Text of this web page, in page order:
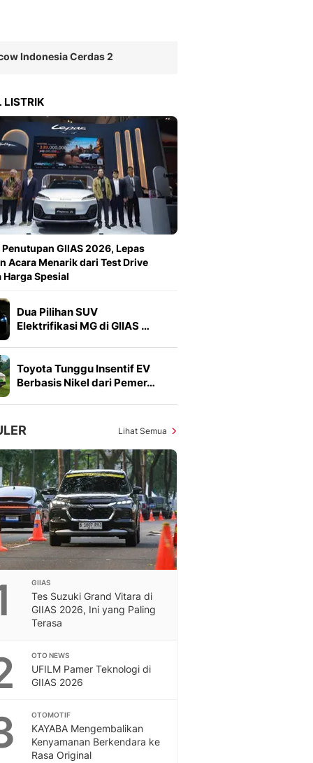
Indonesia Cerdas 2
LISTRIK
GIIAS 2026, Lepas
Acara Menarik dari Test Drive
Spesial
Dua Pilihan SUV
Elektrifikasi MG di GIIAS …
Toyota Tunggu Insentif EV
Berbasis Nikel dari Pemer…
Lihat Semua
GIIAS
Tes Suzuki Grand Vitara di
GIIAS 2026, Ini yang Paling
Terasa
OTO NEWS
UFILM Pamer Teknologi di
GIIAS 2026
OTOMOTIF
KAYABA Mengembalikan
Kenyamanan Berkendara ke
Rasa Original